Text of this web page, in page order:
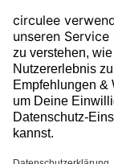
Folge uns auf
Ausgezeichnet